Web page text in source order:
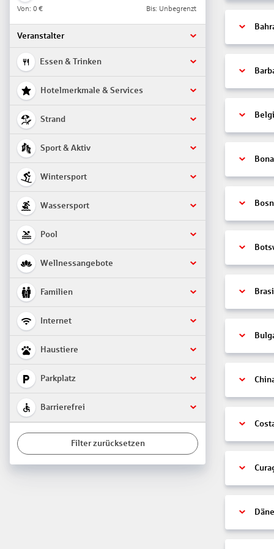
Von: 0 € Bis: Unbegrenzt
Veranstalter
Essen & Trinken
Hotelmerkmale & Services
Strand
Sport & Aktiv
Wintersport
Wassersport
Pool
Wellnessangebote
Familien
Internet
Haustiere
Parkplatz
Barrierefrei
Filter zurücksetzen